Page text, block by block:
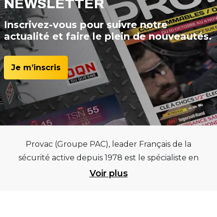
NEWSLETTER
Inscrivez-vous pour suivre notre
actualité et faire le plein de nouveautés.
Je m’inscris
Provac (Groupe PAC), leader Français de la
sécurité active depuis 1978 est le spécialiste en
équipements pour garages et centres
Voir plus